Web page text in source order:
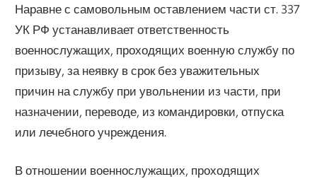
Наравне с самовольным оставлением части ст. 337
УК РФ устанавливает ответственность
военнослужащих, проходящих военную службу по
призыву, за неявку в срок без уважительных
причин на службу при увольнении из части, при
назначении, переводе, из командировки, отпуска
или лечебного учреждения.
В отношении военнослужащих, проходящих